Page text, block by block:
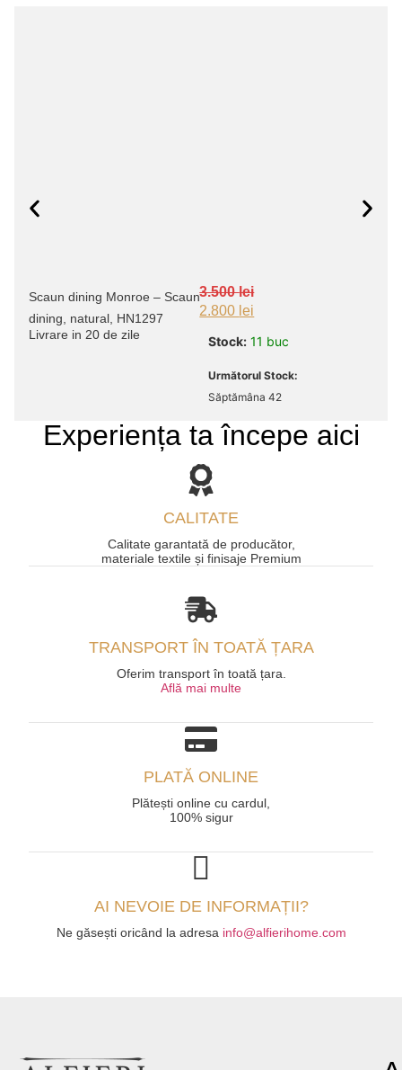
Scaun dining Monroe – Scaun
dining, natural, HN1297
Livrare in 20 de zile
3.500lei
2.800 lei
Stock: 11 buc
Următorul Stock:
Săptămâna 42
Experiența ta începe aici
CALITATE
Calitate garantată de producător,
materiale textile și finisaje Premium
TRANSPORT ÎN TOATĂ ȚARA
Oferim transport în toată țara.
Află mai multe
PLATĂ ONLINE
Plătești online cu cardul,
100% sigur
AI NEVOIE DE INFORMAȚII?
Ne găsești oricând la adresa info@alfierihome.com